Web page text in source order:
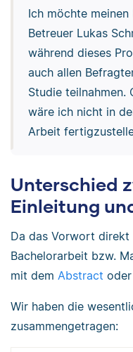
Ich möchte
Betreuer Lukas
während dieses
auch allen
Studie teilnahmen.
wäre ich nicht in
Arbeit
Unterschied
Einleitung
Da das Vorwort direkt
Bachelorarbeit bzw.
mit dem Abstract
Wir haben die
zusammengetragen: